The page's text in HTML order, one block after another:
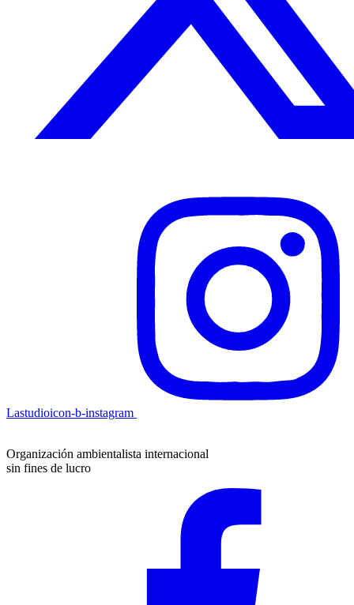
Lastudioicon-b-instagram
Organización ambientalista internacional
sin fines de lucro